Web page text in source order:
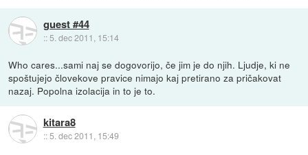
guest #44
:: 5. dec 2011, 15:14
Who cares...sami naj se dogovorijo, če jim je do njih. Ljudje, ki ne
spoštujejo človekove pravice nimajo kaj pretirano za pričakovat
nazaj. Popolna izolacija in to je to.
kitara8
::5. dec 2011, 15:49